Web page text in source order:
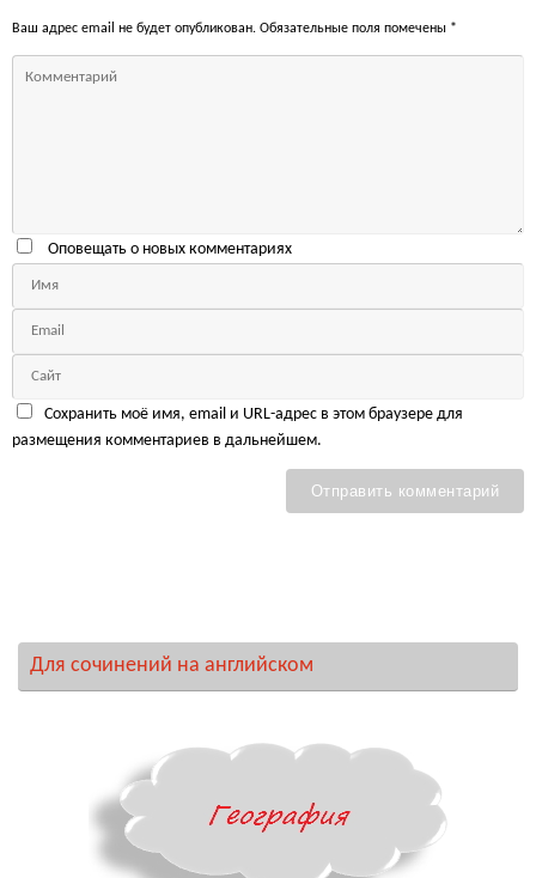
Ваш адрес email не будет опубликован. Обязательные поля помечены *
Оповещать о новых комментариях
Сохранить моё имя, email и URL-адрес в этом браузере для
размещения комментариев в дальнейшем.
Для сочинений на английском